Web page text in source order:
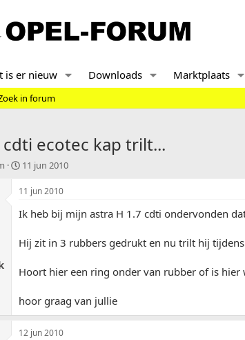
is er nieuw Downloads Marktplaats
in forum
cdti ecotec kap trilt...
S
a
t
a
m
11 jun 2010
11 jun 2010
Ik heb bij mijn astra H 1.7 cdti ondervonden
Hij zit in 3 rubbers gedrukt en nu trilt hij
Hoort hier een ring onder van rubber of is hier
hoor graag van jullie
12 jun 2010